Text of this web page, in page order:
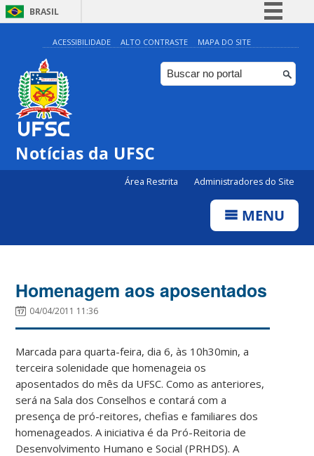
BRASIL
Simplifique!
Comunica BR
Participe
ACESSIBILIDADE ALTO CONTRASTE MAPA DO SITE
Notícias da UFSC
Área Restrita Administradores do Site
MENU
Homenagem aos aposentados
04/04/2011 11:36
Marcada para quarta-feira, dia 6, às 10h30min, a
terceira solenidade que homenageia os
aposentados do mês da UFSC. Como as anteriores,
será na Sala dos Conselhos e contará com a
presença de pró-reitores, chefias e familiares dos
homenageados. A iniciativa é da Pró-Reitoria de
Desenvolvimento Humano e Social (PRHDS). A